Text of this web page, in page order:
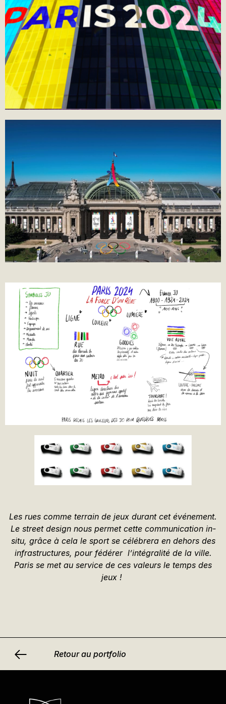
Les rues comme terrain de jeux durant cet événement.
Le street design nous permet cette communication in-
situ, grâce à cela le sport se célébrera en dehors des
infrastructures, pour fédérer l’intégralité de la ville.
Paris se met au service de ces valeurs le temps des
jeux !
Retour au portfolio